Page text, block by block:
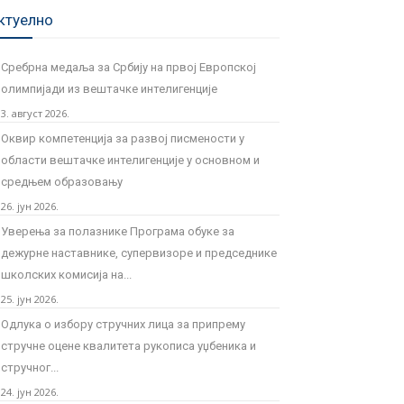
Сребрна медаља за Србију на првој Европској
олимпијади из вештачке интелигенције
3. август 2026.
Оквир компетенција за развој писмености у
области вештачке интелигенције у основном и
средњем образовању
26. јун 2026.
Уверења за полазнике Програмa обуке за
дежурне наставнике, супервизоре и председнике
школских комисија на...
25. јун 2026.
Одлука о избору стручних лица за припрему
стручне оцене квалитета рукописа уџбеника и
стручног...
24. јун 2026.